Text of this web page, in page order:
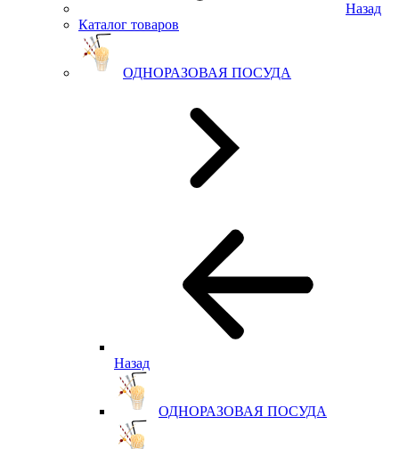
Назад
Каталог товаров
ОДНОРАЗОВАЯ ПОСУДА
Назад
ОДНОРАЗОВАЯ ПОСУДА